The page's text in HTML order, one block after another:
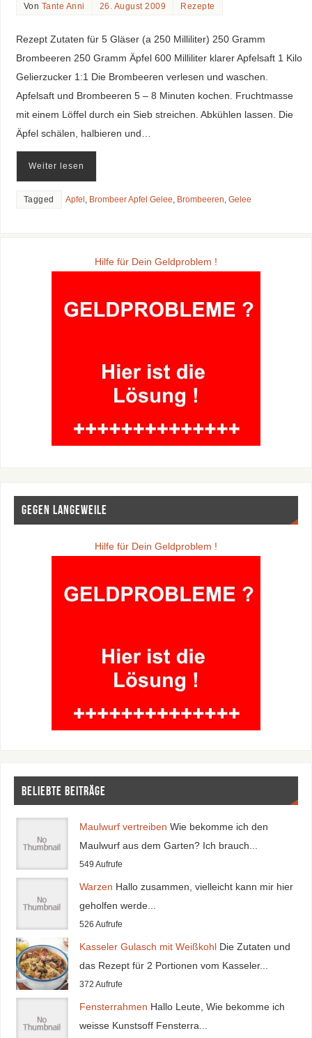
Von Tante Anni 26. August 2009 Rezepte
Rezept Zutaten für 5 Gläser (a 250 Milliliter) 250 Gramm
Brombeeren 250 Gramm Äpfel 600 Milliliter klarer Apfelsaft 1 Kilo
Gelierzucker 1:1 Die Brombeeren verlesen und waschen.
Apfelsaft und Brombeeren 5 – 8 Minuten kochen. Fruchtmasse
mit einem Löffel durch ein Sieb streichen. Abkühlen lassen. Die
Äpfel schälen, halbieren und…
Weiter lesen
Tagged Apfel , Brombeer Apfel Gelee, Brombeeren, Gelee
Hilfe für Dein Geldproblem !
Gegen Langeweile
Hilfe für Dein Geldproblem !
Beliebte Beiträge
Maulwurf vertreiben Wie bekomme ich den
Maulwurf aus dem Garten? Ich brauch...
549 Aufrufe
Warzen Hallo zusammen, vielleicht kann mir hier
geholfen werde...
526 Aufrufe
Kasseler Gulasch mit Weißkohl Die Zutaten und
das Rezept für 2 Portionen vom Kasseler...
372 Aufrufe
Fensterrahmen Hallo Leute, Wie bekomme ich
weisse Kunstsoff Fensterra...